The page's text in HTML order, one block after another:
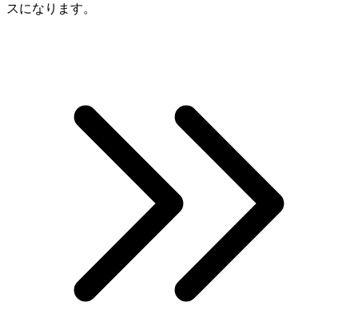
スになります。